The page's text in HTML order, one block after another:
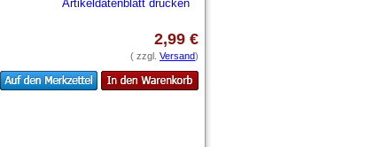
Artikeldatenblatt drucken
2,99 €
( zzgl. Versand)